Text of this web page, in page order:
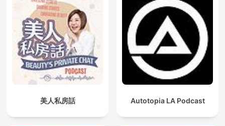
美人私房話 Autotopia LA Podcast